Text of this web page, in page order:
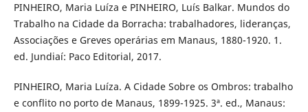
PINHEIRO, Maria Luíza e PINHEIRO, Luís Balkar. Mundos do
Trabalho na Cidade da Borracha: trabalhadores, lideranças,
Associações e Greves operárias em Manaus, 1880-1920. 1.
ed. Jundiaí: Paco Editorial, 2017.
PINHEIRO, Maria Luíza. A Cidade Sobre os Ombros: trabalho
e conflito no porto de Manaus, 1899-1925. 3ª. ed., Manaus: